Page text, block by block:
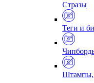
Стразы
Теги и
Штампы,